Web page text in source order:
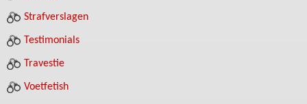
Strafverslagen
Testimonials
Travestie
Voetfetish